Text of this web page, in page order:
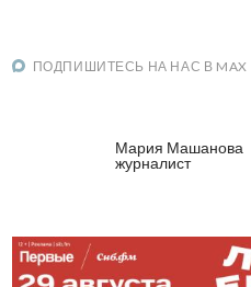
ПОДПИШИТЕСЬ НА НАС В MAX
Мария Машанова
журналист